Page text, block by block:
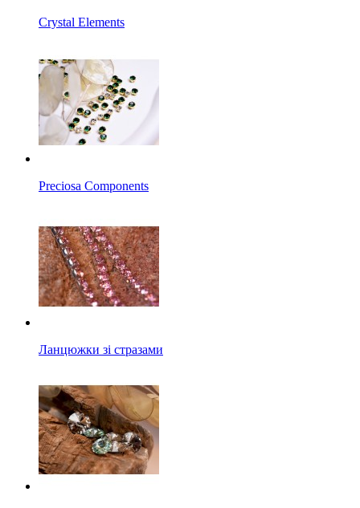
Crystal Elements
Preciosa Components
Ланцюжки зі стразами